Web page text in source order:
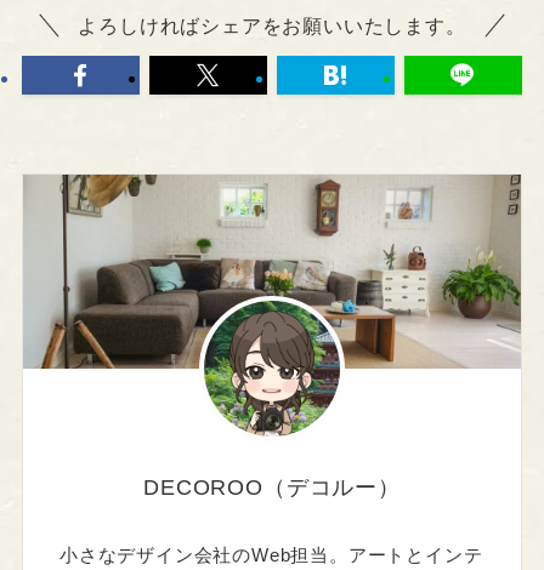
よろしければシェアをお願いいたします。
DECOROO（デコルー）
小さなデザイン会社のWeb担当。アートとインテ